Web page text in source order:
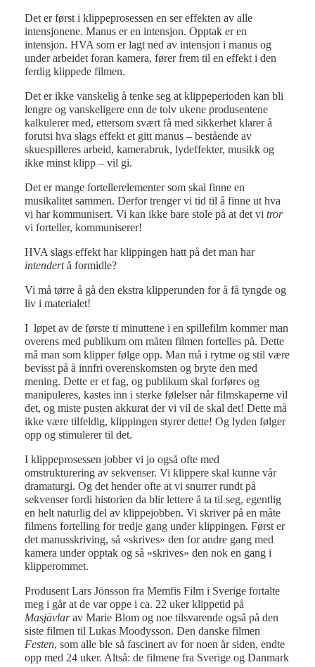
Det er først i klippeprosessen en ser effekten av alle
intensjonene. Manus er en intensjon. Opptak er en
intensjon. HVA som er lagt ned av intensjon i manus og
under arbeidet foran kamera, fører frem til en effekt i den
ferdig klippede filmen.
Det er ikke vanskelig å tenke seg at klippeperioden kan bli
lengre og vanskeligere enn de tolv ukene produsentene
kalkulerer med, ettersom svært få med sikkerhet klarer å
forutsi hva slags effekt et gitt manus – bestående av
skuespilleres arbeid, kamerabruk, lydeffekter, musikk og
ikke minst klipp – vil gi.
Det er mange fortellerelementer som skal finne en
musikalitet sammen. Derfor trenger vi tid til å finne ut hva
vi har kommunisert. Vi kan ikke bare stole på at det vi tror
vi forteller, kommuniserer!
HVA slags effekt har klippingen hatt på det man har
intendertå formidle?
Vi må tørre å gå den ekstra klipperunden for å få tyngde og
liv i materialet!
I løpet av de første ti minuttene i en spillefilm kommer man
overens med publikum om måten filmen fortelles på. Dette
må man som klipper følge opp. Man må i rytme og stil være
bevisst på å innfri overenskomsten og bryte den med
mening. Dette er et fag, og publikum skal forføres og
manipuleres, kastes inn i sterke følelser når filmskaperne vil
det, og miste pusten akkurat der vi vil de skal det! Dette må
ikke være tilfeldig, klippingen styrer dette! Og lyden følger
opp og stimulerer til det.
I klippeprosessen jobber vi jo også ofte med
omstrukturering av sekvenser. Vi klippere skal kunne vår
dramaturgi. Og det hender ofte at vi snurrer rundt på
sekvenser fordi historien da blir lettere å ta til seg, egentlig
en helt naturlig del av klippejobben. Vi skriver på en måte
filmens fortelling for tredje gang under klippingen. Først er
det manusskriving, så «skrives» den for andre gang med
kamera under opptak og så «skrives» den nok en gang i
klipperommet.
Produsent Lars Jönsson fra Memfis Film i Sverige fortalte
meg i går at de var oppe i ca. 22 uker klippetid på
Masjävlarav Marie Blom og noe tilsvarende også på den
siste filmen til Lukas Moodysson. Den danske filmen
Festen, som alle ble så fascinert av for noen år siden, endte
opp med 24 uker. Altså: de filmene fra Sverige og Danmark